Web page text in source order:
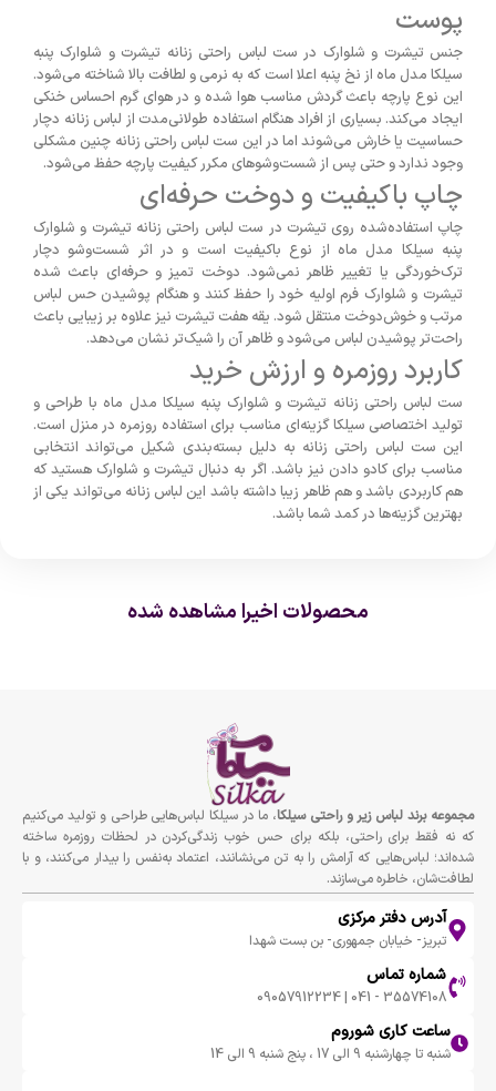
پوست
جنس تیشرت و شلوارک در ست لباس راحتی زنانه تیشرت و شلوارک پنبه
سیلکا مدل ماه از نخ پنبه اعلا است که به نرمی و لطافت بالا شناخته می‌شود.
این نوع پارچه باعث گردش مناسب هوا شده و در هوای گرم احساس خنکی
ایجاد می‌کند. بسیاری از افراد هنگام استفاده طولانی‌مدت از لباس زنانه دچار
حساسیت یا خارش می‌شوند اما در این ست لباس راحتی زنانه چنین مشکلی
وجود ندارد و حتی پس از شست‌وشوهای مکرر کیفیت پارچه حفظ می‌شود.
چاپ باکیفیت و دوخت حرفه‌ای
چاپ استفاده‌شده روی تیشرت در ست لباس راحتی زنانه تیشرت و شلوارک
پنبه سیلکا مدل ماه از نوع باکیفیت است و در اثر شست‌وشو دچار
ترک‌خوردگی یا تغییر ظاهر نمی‌شود. دوخت تمیز و حرفه‌ای باعث شده
تیشرت و شلوارک فرم اولیه خود را حفظ کنند و هنگام پوشیدن حس لباس
مرتب و خوش‌دوخت منتقل شود. یقه هفت تیشرت نیز علاوه بر زیبایی باعث
راحت‌تر پوشیدن لباس می‌شود و ظاهر آن را شیک‌تر نشان می‌دهد.
کاربرد روزمره و ارزش خرید
ست لباس راحتی زنانه تیشرت و شلوارک پنبه سیلکا مدل ماه با طراحی و
تولید اختصاصی سیلکا گزینه‌ای مناسب برای استفاده روزمره در منزل است.
این ست لباس راحتی زنانه به دلیل بسته‌بندی شکیل می‌تواند انتخابی
مناسب برای کادو دادن نیز باشد. اگر به دنبال تیشرت و شلوارک هستید که
هم کاربردی باشد و هم ظاهر زیبا داشته باشد این لباس زنانه می‌تواند یکی از
بهترین گزینه‌ها در کمد شما باشد.
محصولات اخیرا مشاهده شده
مجموعه برند لباس زير و راحتى سيلكا، ما در سیلکا لباس‌هایی طراحی و تولید می‌کنیم
که نه فقط برای راحتی، بلکه برای حس خوب زندگی‌کردن در لحظات روزمره ساخته
شده‌اند؛ لباس‌هایی که آرامش را به تن می‌نشانند، اعتماد به‌نفس را بیدار می‌کنند، و با
لطافت‌شان، خاطره می‌سازند.
آدرس دفتر مرکزی
تبریز- خیابان جمهوری- بن بست شهدا
شماره تماس
35574108 - 041 | 09057912234
ساعت کاری شوروم
شنبه تا چهارشنبه 9 الی 17 ، پنج شنبه 9 الی 14